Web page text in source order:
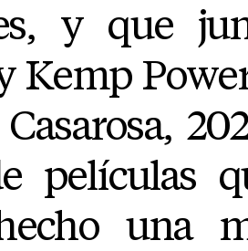
y que
Kemp
películas
una